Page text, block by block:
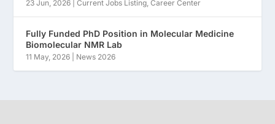
23 Jun, 2026 |Current Jobs Listing,Career Center
Fully Funded PhD Position in Molecular Medicine
Biomolecular NMR Lab
11 May, 2026 News 2026